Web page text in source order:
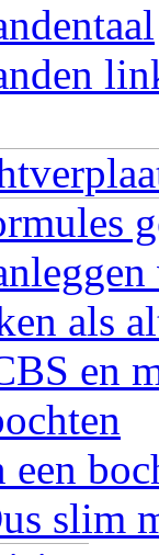
als
en
een
slim